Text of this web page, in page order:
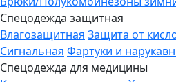
Спецодежда защитная
Влагозащитная Защита от
Сигнальная Фартуки и
Спецодежда для медицины